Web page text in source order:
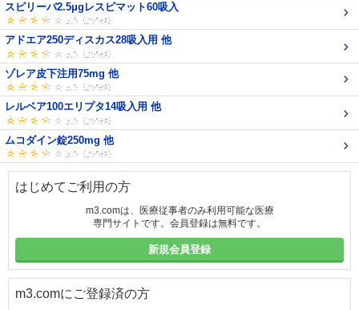
スピリーバ2.5μgレスピマット60吸入
アドエア250ディスカス28吸入用 他
ゾレア皮下注用75mg 他
レルベア100エリプタ14吸入用 他
ムコダイン錠250mg 他
はじめてご利用の方
m3.comは、医療従事者のみ利用可能な医療
専門サイトです。会員登録は無料です。
新規会員登録
m3.comにご登録済の方